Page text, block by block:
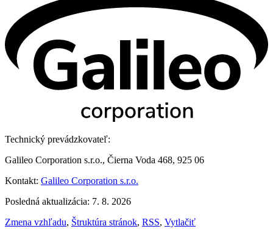
Technický prevádzkovateľ:
Galileo Corporation s.r.o., Čierna Voda 468, 925 06
Kontakt: Galileo Corporation s.r.o.
Posledná aktualizácia: 7. 8. 2026
Zmena vzhľadu, Štruktúra stránok, RSS, Vytlačiť